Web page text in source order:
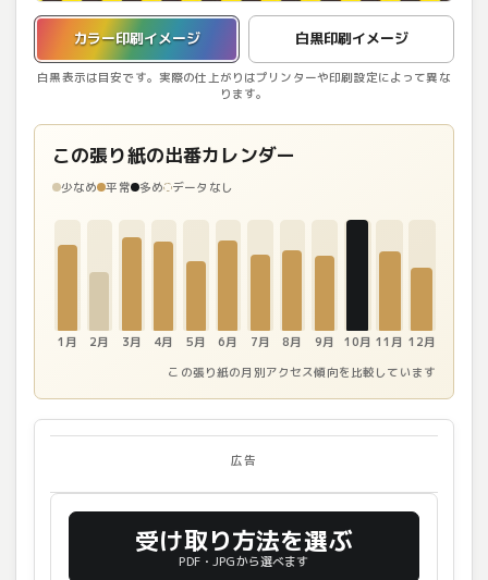
カラー印刷イメージ 白黒印刷イメージ
白黒表示は目安です。実際の仕上がりはプリンターや印刷設定によって異な
ります。
カラー印刷イメージを表示しています。
この張り紙の出番カレンダー
少なめ 平常 多め データなし
1月 2月 3月 4月 5月 6月 7月 8月 9月 10月 11月 12月
この張り紙の月別アクセス傾向を比較しています
広告
受け取り方法を選ぶ
PDF・JPGから選べます